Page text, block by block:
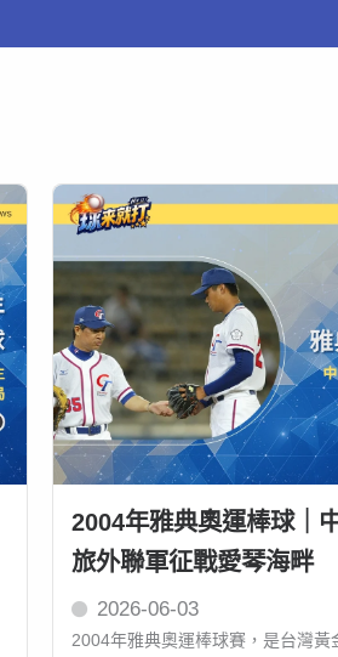
2004年雅典奧運棒球｜
旅外聯軍征戰愛琴海畔
2026-06-03
2004年雅典奧運棒球賽，是台灣黃